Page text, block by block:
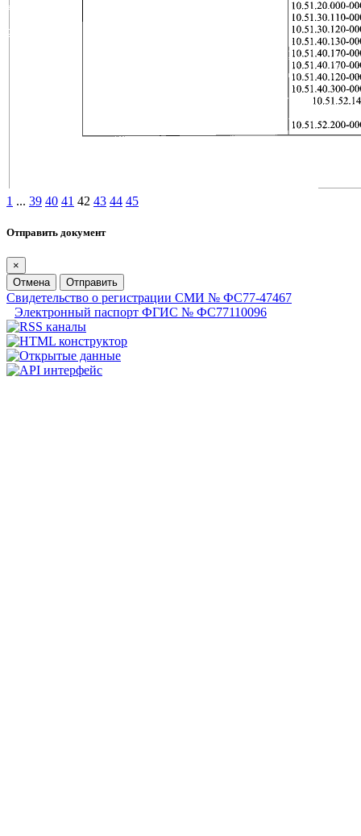
1 ... 39 40 41 42 43 44 45
Отправить документ
×
Отмена
Отправить
Свидетельство о регистрации СМИ № ФС77-47467
Электронный паспорт ФГИС № ФС77110096